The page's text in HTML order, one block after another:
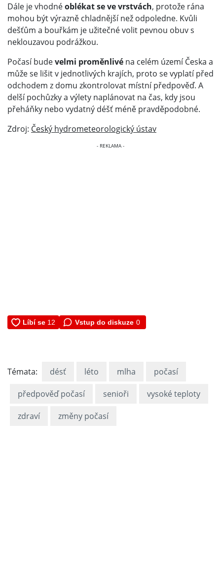
Dále je vhodnéoblékat se ve vrstvách, protože rána
mohou být výrazně chladnější než odpoledne. Kvůli
dešťům a bouřkám je užitečné volit pevnou obuv s
neklouzavou podrážkou.
Počasí budevelmi proměnlivé na celém území Česka a
může se lišit v jednotlivých krajích, proto se vyplatí před
odchodem z domu zkontrolovat místní předpověď. A
delší pochůzky a výlety naplánovat na čas, kdy jsou
přeháňky nebo vydatný déšť méně pravděpodobné.
Zdroj: Český hydrometeorologický ústav
Vstup do diskuze 0
Témata: désť léto mlha počasí
předpověď počasí senioři vysoké teploty
zdraví změny počasí